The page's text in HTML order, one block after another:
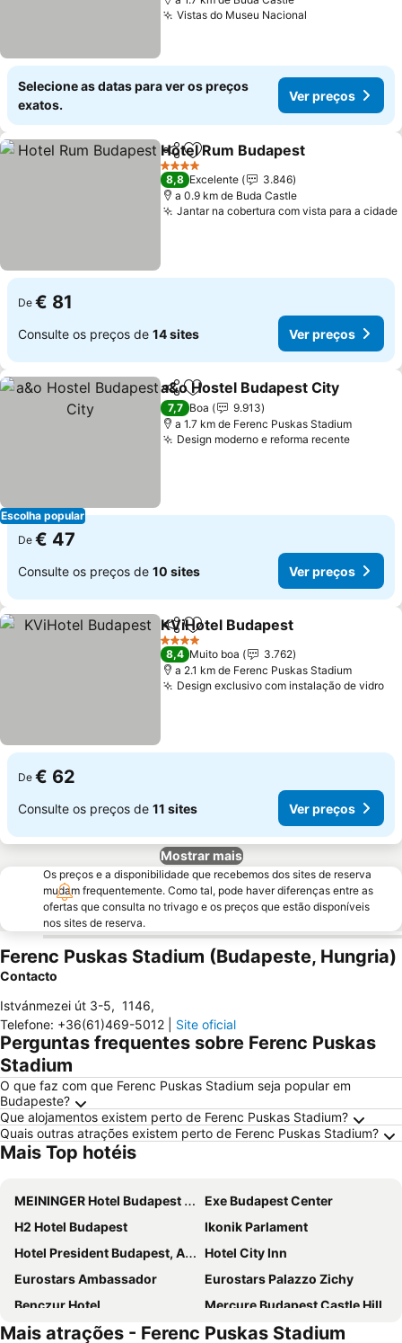
Vistas do Museu Nacional
Selecione as datas para ver os preços
exatos.
Ver preços
PartilharAdicionar aos favoritos
Hotel Rum Budapest
4 Estrelas
8,8 Excelente
3.846
a 0.9 km de Buda Castle
Jantar na cobertura com vista para a cidade
De € 81
Consulte os preços de 14 sites Ver preços
Escolha popular
PartilharAdicionar aos favoritos
a&o Hostel Budapest City
7,7 Boa
9.913
a 1.7 km de Ferenc Puskas Stadium
Design moderno e reforma recente
De € 47
Consulte os preços de 10 sites Ver preços
PartilharAdicionar aos favoritos
KViHotel Budapest
4 Estrelas
8,4 Muito boa
3.762
a 2.1 km de Ferenc Puskas Stadium
Design exclusivo com instalação de vidro
De € 62
Consulte os preços de 11 sites Ver preços
Mostrar mais
Os preços e a disponibilidade que recebemos dos sites de reserva
mudam frequentemente. Como tal, pode haver diferenças entre as
ofertas que consulta no trivago e os preços que estão disponíveis
nos sites de reserva.
Ferenc Puskas Stadium (Budapeste, Hungria)
Contacto
Istvánmezei út 3-5, 1146,
Telefone: +36(61)469-5012 Site oficial
Perguntas frequentes sobre Ferenc Puskas
Stadium
O que faz com que Ferenc Puskas Stadium seja popular em
Budapeste?
Que alojamentos existem perto de Ferenc Puskas Stadium?
Quais outras atrações existem perto de Ferenc Puskas Stadium?
Mais Top hotéis
MEININGER Hotel Budapest Great Market Hall
Exe Budapest Center
H2 Hotel Budapest
Ikonik Parlament
Hotel President Budapest, Affiliated by Meliá
Hotel City Inn
Eurostars Ambassador
Eurostars Palazzo Zichy
Benczur Hotel
Mercure Budapest Castle Hill
NH Collection Budapest City Center
InterContinental Budapest by IHG
Mais atrações - Ferenc Puskas Stadium